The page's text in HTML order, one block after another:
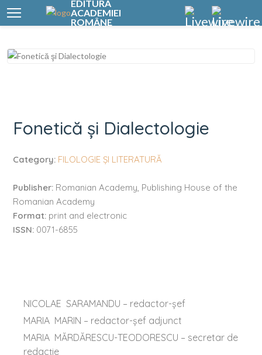
EDITURA
ACADEMIEI
ROMÂNE
Fonetică şi Dialectologie
Category: FILOLOGIE ŞI LITERATURĂ
Publisher: Romanian Academy, Publishing House of the
Romanian Academy
Format: print and electronic
ISSN: 0071-6855
NICOLAE SARAMANDU – redactor-şef
MARIA MARIN – redactor-şef adjunct
MARIA MĂRDĂRESCU-TEODORESCU – secretar de
redacţie